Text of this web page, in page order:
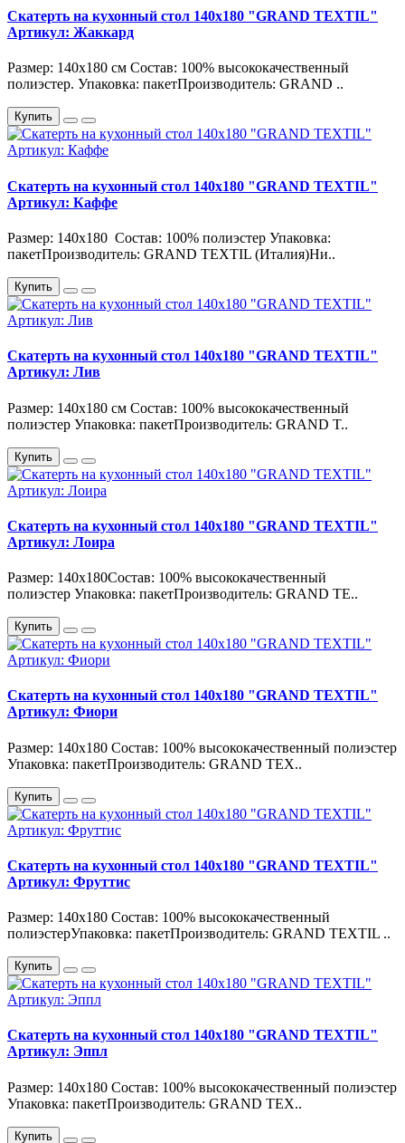
Скатерть на кухонный стол 140х180 "GRAND TEXTIL"
Артикул: Жаккард
Размер: 140х180 см Состав: 100% высококачественный
полиэстер. Упаковка: пакетПроизводитель: GRAND ..
Купить
Скатерть на кухонный стол 140х180 "GRAND TEXTIL"
Артикул: Каффе
Размер: 140х180 Состав: 100% полиэстер Упаковка:
пакетПроизводитель: GRAND TEXTIL (Италия)Ни..
Купить
Скатерть на кухонный стол 140х180 "GRAND TEXTIL"
Артикул: Лив
Размер: 140х180 см Состав: 100% высококачественный
полиэстер Упаковка: пакетПроизводитель: GRAND T..
Купить
Скатерть на кухонный стол 140х180 "GRAND TEXTIL"
Артикул: Лоира
Размер: 140х180Состав: 100% высококачественный
полиэстер Упаковка: пакетПроизводитель: GRAND TE..
Купить
Скатерть на кухонный стол 140х180 "GRAND TEXTIL"
Артикул: Фиори
Размер: 140х180 Состав: 100% высококачественный полиэстер
Упаковка: пакетПроизводитель: GRAND TEX..
Купить
Скатерть на кухонный стол 140х180 "GRAND TEXTIL"
Артикул: Фруттис
Размер: 140х180 Состав: 100% высококачественный
полиэстерУпаковка: пакетПроизводитель: GRAND TEXTIL ..
Купить
Скатерть на кухонный стол 140х180 "GRAND TEXTIL"
Артикул: Эппл
Размер: 140х180 Состав: 100% высококачественный полиэстер
Упаковка: пакетПроизводитель: GRAND TEX..
Купить